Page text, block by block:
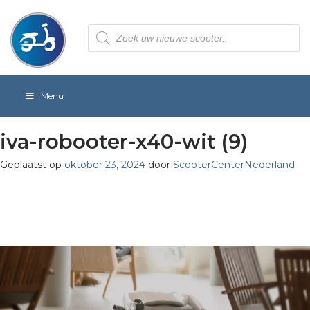
Producten
zoeken
Menu
iva-robooter-x40-wit (9)
Geplaatst op oktober 23, 2024 door ScooterCenterNederland